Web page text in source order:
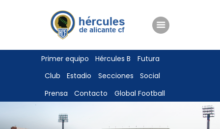
Primer equipo Hércules B
Futura
Club
Estadio Secciones
Social
Prensa
Contacto Global Football
ENTRADAS
TIENDA
HÉRCULESCF100